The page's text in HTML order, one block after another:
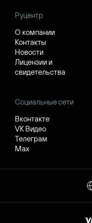
Руцентр
О компании
Контакты
Новости
Лицензии и
свидетельства
Социальные сети
Вконтакте
VK Видео
Телеграм
Max